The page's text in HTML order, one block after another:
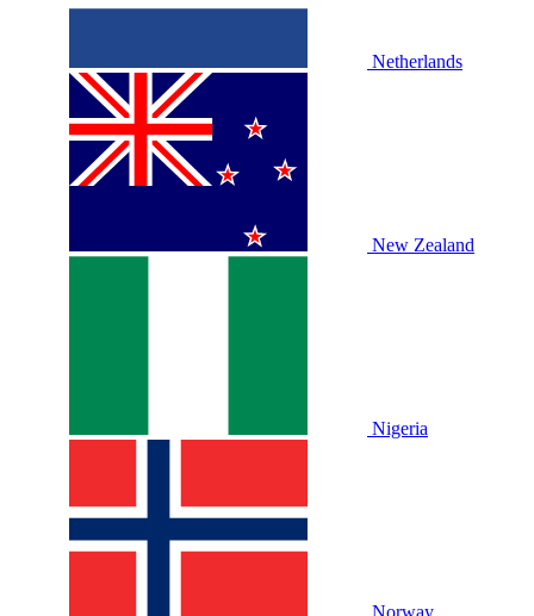
Netherlands
New Zealand
Nigeria
Norway